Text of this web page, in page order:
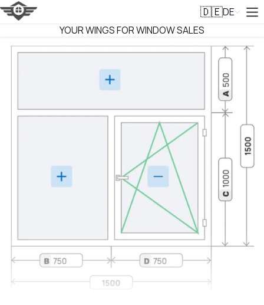
VITRAGER
YOUR WINGS FOR WINDOW SALES
🇩🇪DE